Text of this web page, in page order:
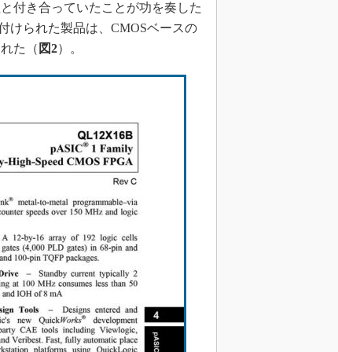
付き合っていたことが功を奏した
けられた製品は、CMOSベースの
た（ 図2）。